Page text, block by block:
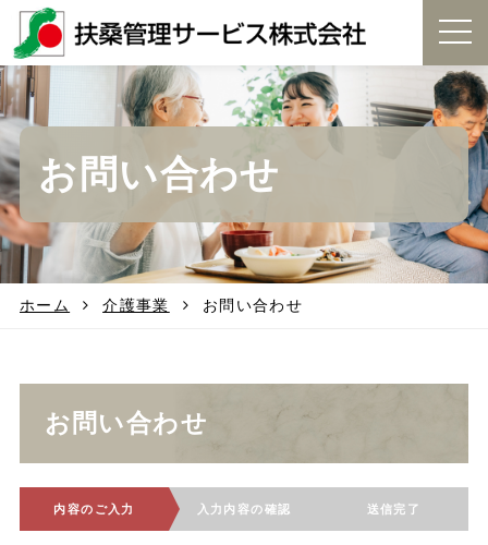
t
g
g
l
i
g
a
お問い合わせ
ホーム 介護事業 お問い合わせ
お問い合わせ
内容のご入力 入力内容の確認 送信完了